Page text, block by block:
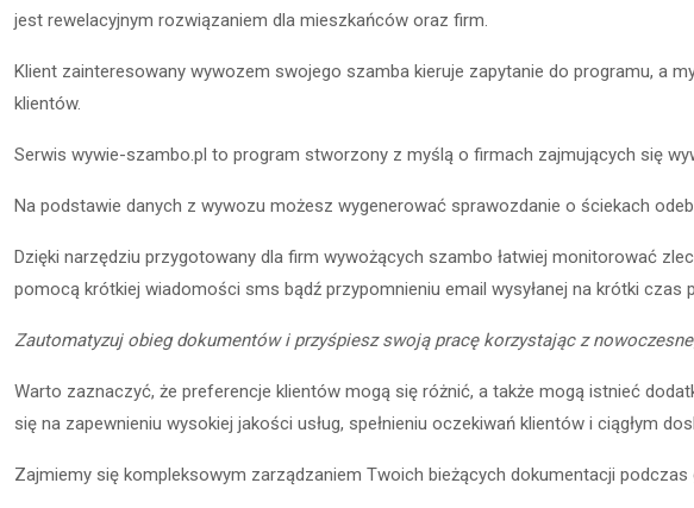
jest rewelacyjnym rozwiązaniem dla mieszkańców oraz firm.
Klient zainteresowany wywozem swojego szamba kieruje zapytanie do programu, a
klientów.
Serwis wywie-szambo.pl to program stworzony z myślą o firmach zajmujących się
Na podstawie danych z wywozu możesz wygenerować sprawozdanie o ściekach
Dzięki narzędziu przygotowany dla firm wywożących szambo łatwiej monitorować
pomocą krótkiej wiadomości sms bądź przypomnieniu email wysyłanej na krótki czas
Zautomatyzuj obieg dokumentów i przyśpiesz swoją pracę korzystając z
Warto zaznaczyć, że preferencje klientów mogą się różnić, a także mogą istnieć
się na zapewnieniu wysokiej jakości usług, spełnieniu oczekiwań klientów i ciągłym
Zajmiemy się kompleksowym zarządzaniem Twoich bieżących dokumentacji